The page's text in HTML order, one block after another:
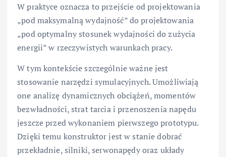
W praktyce oznacza to przejście od projektowania
„pod maksymalną wydajność” do projektowania
„pod optymalny stosunek wydajności do zużycia
energii” w rzeczywistych warunkach pracy.
W tym kontekście szczególnie ważne jest
stosowanie narzędzi symulacyjnych. Umożliwiają
one analizę dynamicznych obciążeń, momentów
bezwładności, strat tarcia i przenoszenia napędu
jeszcze przed wykonaniem pierwszego prototypu.
Dzięki temu konstruktor jest w stanie dobrać
przekładnie, silniki, serwonapędy oraz układy